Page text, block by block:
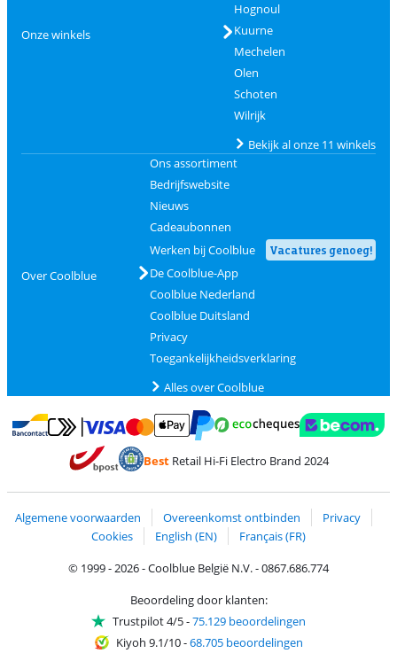
Onze winkels
Hognoul
Kuurne
Mechelen
Olen
Schoten
Wilrijk
Bekijk al onze 11 winkels
Over Coolblue
Ons assortiment
Bedrijfswebsite
Nieuws
Cadeaubonnen
Werken bij Coolblue
Vacatures genoeg!
De Coolblue-App
Coolblue Nederland
Coolblue Duitsland
Privacy
Toegankelijkheidsverklaring
Alles over Coolblue
Betalen met Bancontact
Betalen met MasterCard en Visa via ClickToPay
Betalen met PayPal
BestRetail Hi-Fi Electro Brand 2024
Algemene voorwaarden Overeenkomst ontbinden
Privacy
Cookies
English (EN)
Français (FR)
© 1999 - 2026 - Coolblue België N.V. - 0867.686.774
Beoordeling door klanten:
Trustpilot 4/5-75.129 beoordelingen
Kiyoh 9.1/10-68.705 beoordelingen